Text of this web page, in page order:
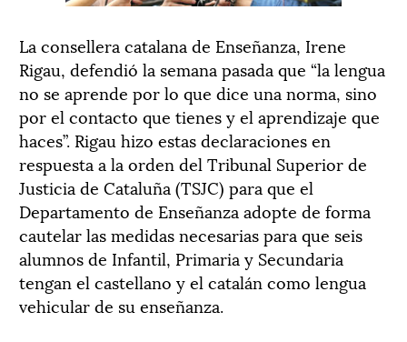
La consellera catalana de Enseñanza, Irene
Rigau, defendió la semana pasada que “la lengua
no se aprende por lo que dice una norma, sino
por el contacto que tienes y el aprendizaje que
haces”. Rigau hizo estas declaraciones en
respuesta a la orden del Tribunal Superior de
Justicia de Cataluña (TSJC) para que el
Departamento de Enseñanza adopte de forma
cautelar las medidas necesarias para que seis
alumnos de Infantil, Primaria y Secundaria
tengan el castellano y el catalán como lengua
vehicular de su enseñanza.